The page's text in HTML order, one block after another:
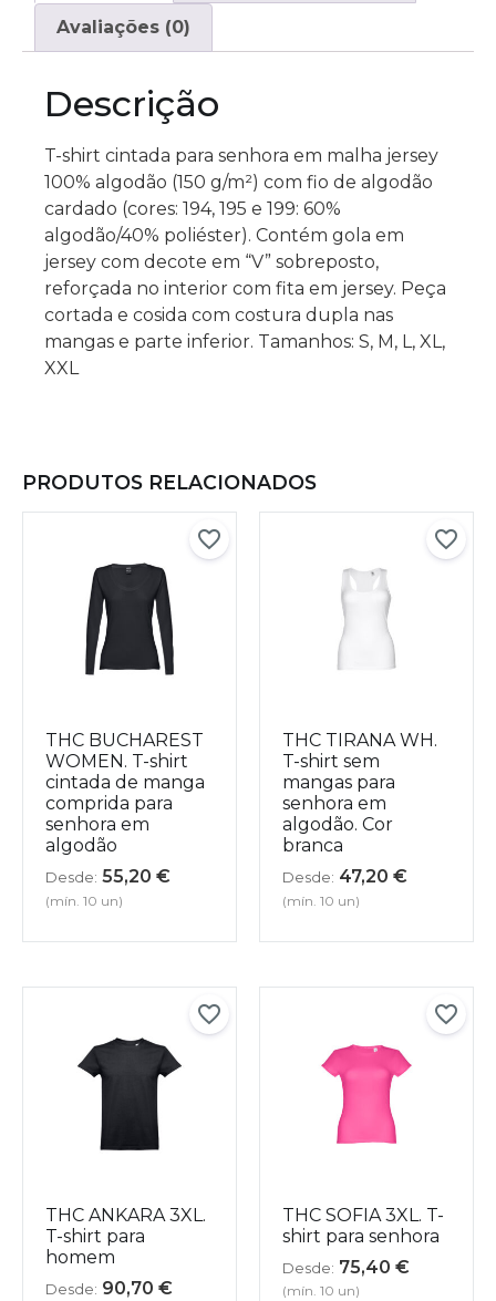
Avaliações (0)
Descrição
T-shirt cintada para senhora em malha jersey
100% algodão (150 g/m²) com fio de algodão
cardado (cores: 194, 195 e 199: 60%
algodão/40% poliéster). Contém gola em
jersey com decote em “V” sobreposto,
reforçada no interior com fita em jersey. Peça
cortada e cosida com costura dupla nas
mangas e parte inferior. Tamanhos: S, M, L, XL,
XXL
PRODUTOS RELACIONADOS
THC BUCHAREST
WOMEN. T-shirt
cintada de manga
comprida para
senhora em
algodão
Desde: 55,20 €
(mín. 10 un)
THC TIRANA WH.
T-shirt sem
mangas para
senhora em
algodão. Cor
branca
Desde: 47,20 €
(mín. 10 un)
THC ANKARA 3XL.
T-shirt para
homem
Desde: 90,70 €
THC SOFIA 3XL. T-
shirt para senhora
Desde: 75,40 €
(mín. 10 un)